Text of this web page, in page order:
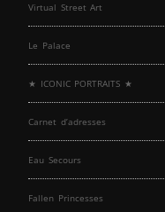
Virtual Street Art
Le Palace
★ ICONIC PORTRAITS ★
Carnet d’adresses
Eau Secours
Fallen Princesses